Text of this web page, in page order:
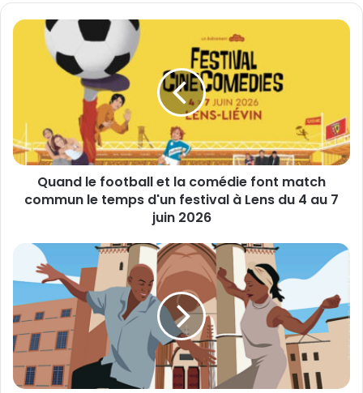
o
e
s
l
Q
f
o
e
l
a
c
o
m
Quand le football et la comédie font match
commun le temps d'un festival à Lens du 4 au 7
juin 2026
i
n
g
i
n
g
M